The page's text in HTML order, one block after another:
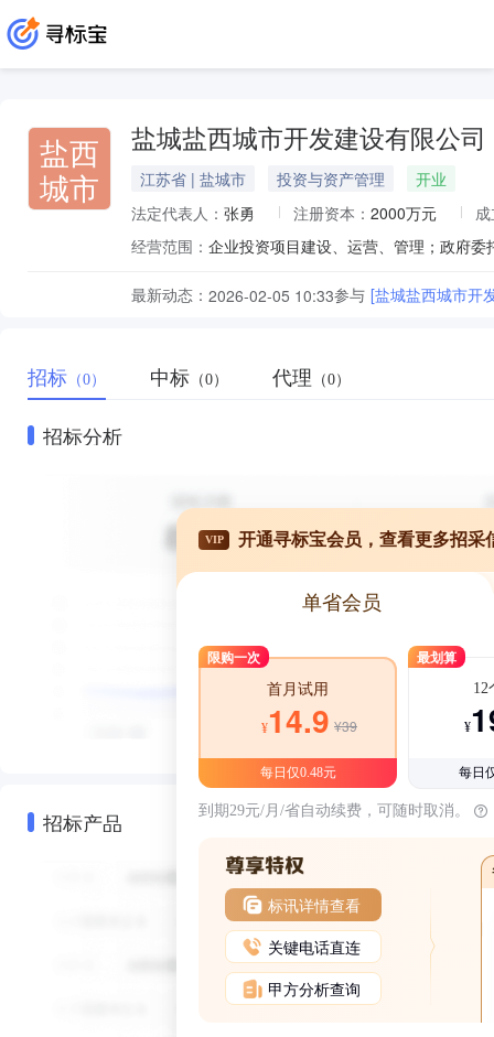
盐西
城市
盐城盐西城市开发建设有限公司
江苏省 | 盐城市 投资与资产管理
开业
法定代表人： 张勇 注册资本： 2000万元
经营范围：
最新动态： 2026-02-05 10:33参与 [盐城盐西城市开
招标 （0） 中标 （0） 代理 （0）
招标分析
招标产品
VIP 开通寻标宝会员，查看更多招采
单省会员
限购一次
首月试用
¥14.9 ¥39
每日仅0.48元
最划算
12
¥
每日
到期29元/月/省自动续费，可随时取消。
标讯详情查看
关键电话直连
甲方分析查询